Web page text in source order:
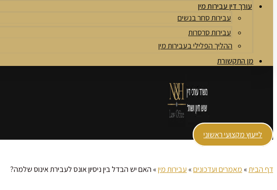
עורך דין עבירות מין
עבירות סחר בנשים
עבירות סרסרות
ההליך הפלילי בעבירות מין
מן התקשורת
לייעוץ מקצועי ראשוני
דף הבית» מאמרים ועדכונים» עבירות מין» האם יש הבדל בין ניסיון אונס לעבירת אינוס שלמה?